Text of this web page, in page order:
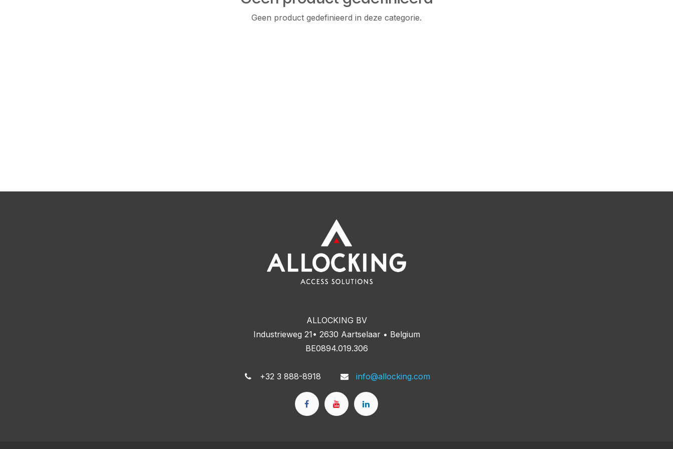
Geen product gedefinieerd in deze categorie.
ALLOCKING BV
Industrieweg 21• 2630 Aartselaar • Belgium
BE0894.019.306
+32 3 888-8918 info@allocking.com